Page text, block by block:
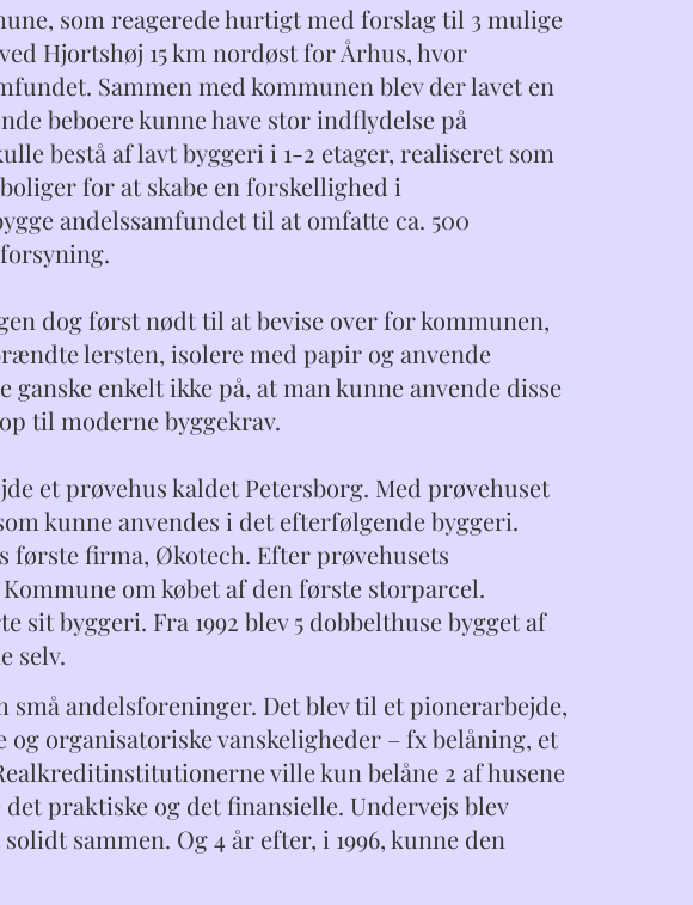
som reagerede hurtigt med forslag til 3 mulige
Hjortshøj 15 km nordøst for Århus, hvor
Sammen med kommunen blev der lavet en
beboere kunne have stor indflydelse på
bestå af lavt byggeri i 1-2 etager, realiseret som
for at skabe en forskellighed i
andelssamfundet til at omfatte ca. 500
dog først nødt til at bevise over for kommunen,
lersten, isolere med papir og anvende
enkelt ikke på, at man kunne anvende disse
til moderne byggekrav.
et prøvehus kaldet Petersborg. Med prøvehuset
kunne anvendes i det efterfølgende byggeri.
første firma, Økotech. Efter prøvehusets
om købet af den første storparcel.
byggeri. Fra 1992 blev 5 dobbelthuse bygget af
selv.
små andelsforeninger. Det blev til et pionerarbejde,
organisatoriske vanskeligheder – fx belåning, et
ville kun belåne 2 af husene
praktiske og det finansielle. Undervejs blev
sammen. Og 4 år efter, i 1996, kunne den